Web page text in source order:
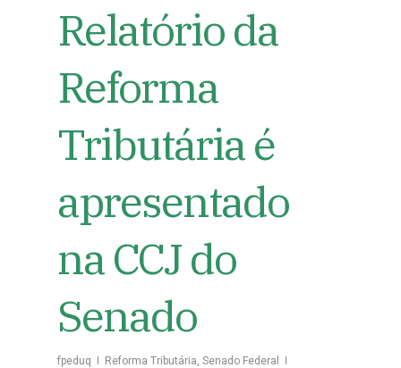
Relatório da
Reforma
Tributária é
apresentado
na CCJ do
Senado
fpeduq Reforma Tributária, Senado Federal